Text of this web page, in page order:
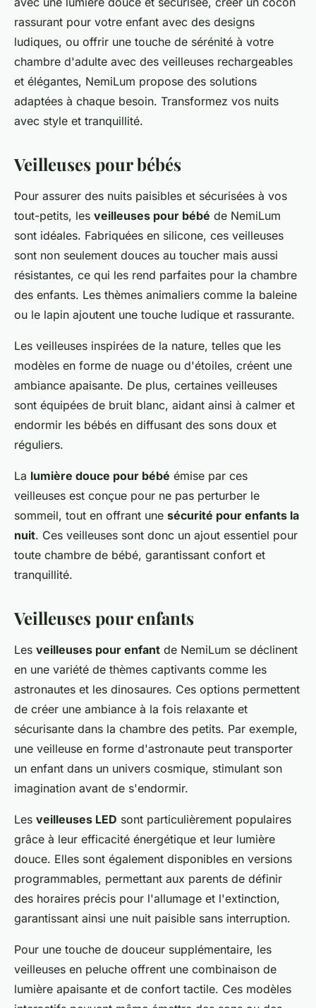
Anna•25 août 2024•2 min de lecture
rassurant pour votre enfant avec des designs
ludiques, ou offrir une touche de sérénité à votre
chambre d'adulte avec des veilleuses rechargeables
et élégantes, NemiLum propose des solutions
adaptées à chaque besoin. Transformez vos nuits
avec style et tranquillité.
Veilleuses pour bébés
Pour assurer des nuits paisibles et sécurisées à vos
tout-petits, les veilleuses pour bébé de NemiLum
sont idéales. Fabriquées en silicone, ces veilleuses
sont non seulement douces au toucher mais aussi
résistantes, ce qui les rend parfaites pour la chambre
des enfants. Les thèmes animaliers comme la baleine
ou le lapin ajoutent une touche ludique et rassurante.
Les veilleuses inspirées de la nature, telles que les
modèles en forme de nuage ou d'étoiles, créent une
ambiance apaisante. De plus, certaines veilleuses
sont équipées de bruit blanc, aidant ainsi à calmer et
endormir les bébés en diffusant des sons doux et
réguliers.
La lumière douce pour bébé émise par ces
veilleuses est conçue pour ne pas perturber le
sommeil, tout en offrant une sécurité pour enfants la
nuit. Ces veilleuses sont donc un ajout essentiel pour
toute chambre de bébé, garantissant confort et
tranquillité.
Veilleuses pour enfants
Les veilleuses pour enfant de NemiLum se déclinent
en une variété de thèmes captivants comme les
astronautes et les dinosaures. Ces options permettent
de créer une ambiance à la fois relaxante et
sécurisante dans la chambre des petits. Par exemple,
une veilleuse en forme d'astronaute peut transporter
un enfant dans un univers cosmique, stimulant son
imagination avant de s'endormir.
Les veilleuses LED sont particulièrement populaires
grâce à leur efficacité énergétique et leur lumière
douce. Elles sont également disponibles en versions
programmables, permettant aux parents de définir
des horaires précis pour l'allumage et l'extinction,
garantissant ainsi une nuit paisible sans interruption.
Pour une touche de douceur supplémentaire, les
veilleuses en peluche offrent une combinaison de
lumière apaisante et de confort tactile. Ces modèles